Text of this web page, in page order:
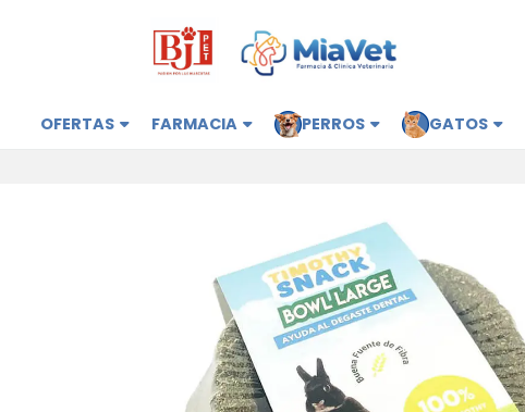
OFERTAS FARMACIA PERROS GATOS